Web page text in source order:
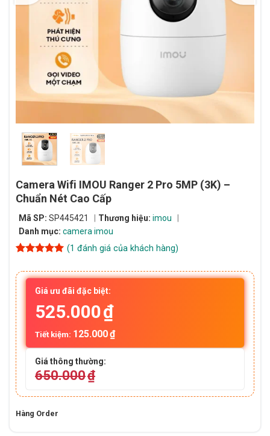
Camera Wifi IMOU Ranger 2 Pro 5MP (3K) –
Chuẩn Nét Cao Cấp
Mã SP: SP445421 Thương hiệu: imou
Danh mục: camera imou
dựa trên
đánh giá
(1 đánh giá của khách hàng)
Giá ưu đãi đặc biệt:
525.000₫
Tiết kiệm: 125.000₫
Giá thông thường:
650.000₫
Hàng Order